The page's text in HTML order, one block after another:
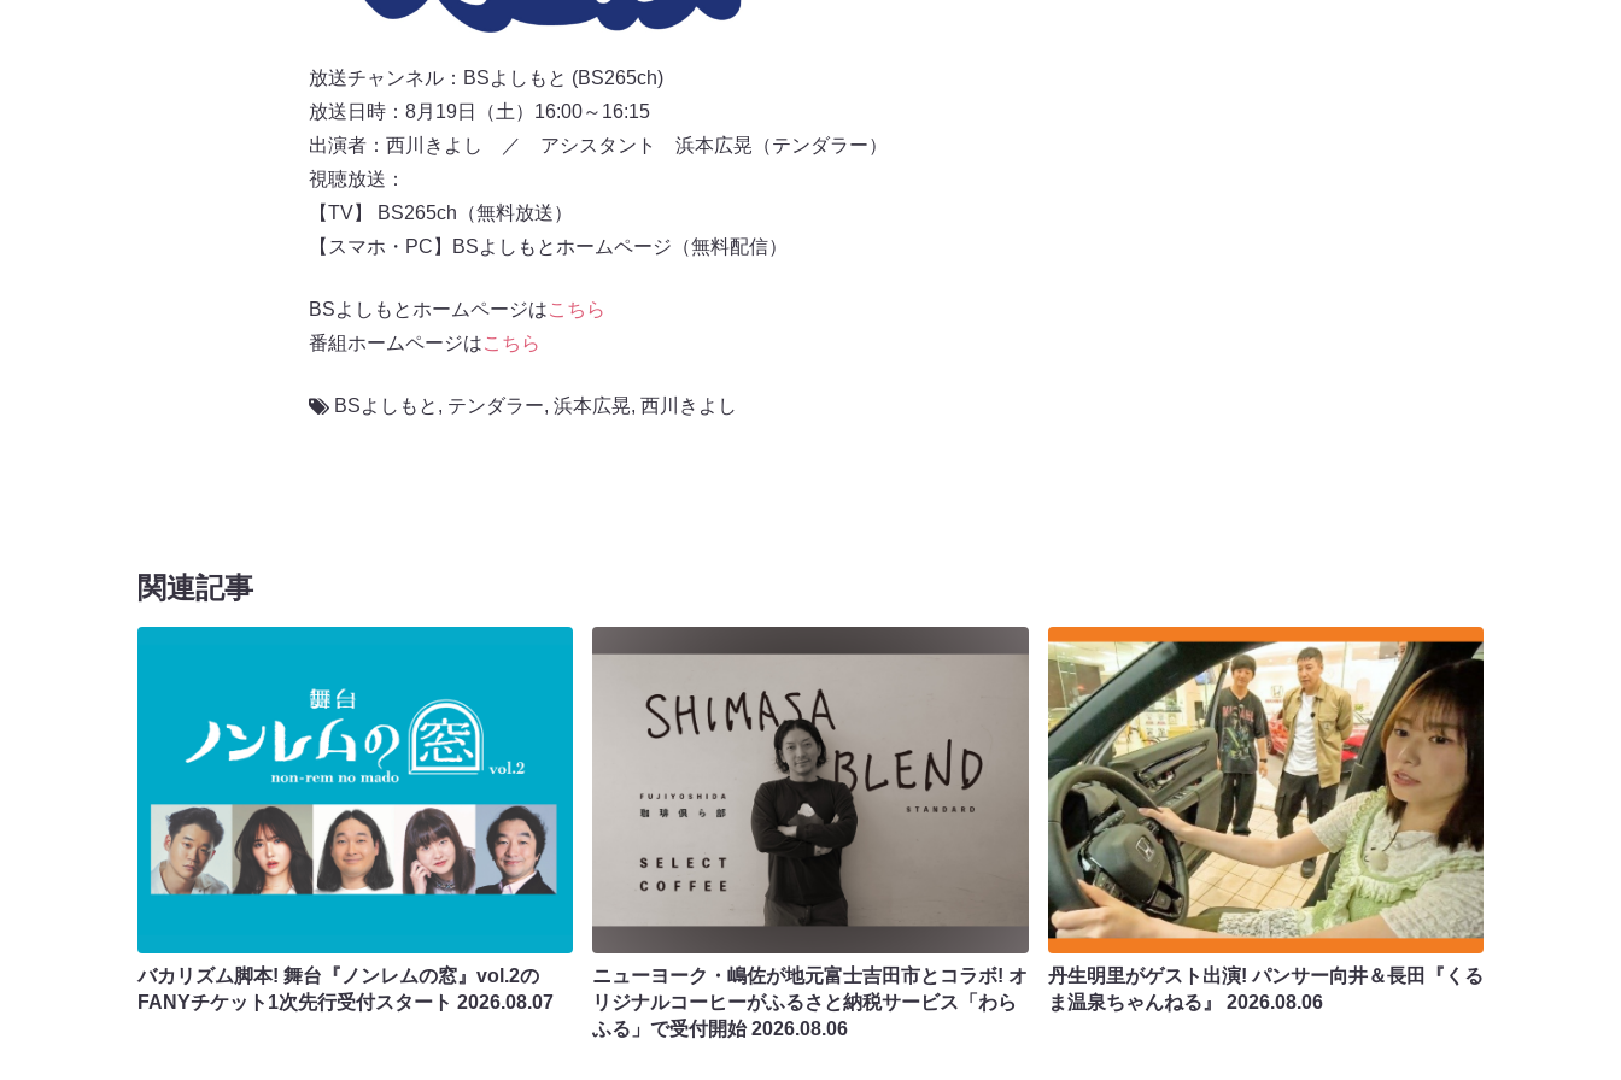
放送チャンネル：BSよしもと (BS265ch)
放送日時：8月19日（土）16:00～16:15
出演者：西川きよし ／ アシスタント 浜本広晃（テンダラー）
視聴放送：
【TV】 BS265ch（無料放送）
【スマホ・PC】BSよしもとホームページ（無料配信）
BSよしもとホームページはこちら
番組ホームページはこちら
BSよしもと , テンダラー, 浜本広晃, 西川きよし
関連記事
バカリズム脚本! 舞台『ノンレムの窓』vol.2の
FANYチケット1次先行受付スタート 2026.08.07
ニューヨーク・嶋佐が地元富士吉田市とコラボ! オ
リジナルコーヒーがふるさと納税サービス「わら
ふる」で受付開始2026.08.06
丹生明里がゲスト出演! パンサー向井＆長田『くる
ま温泉ちゃんねる』 2026.08.06